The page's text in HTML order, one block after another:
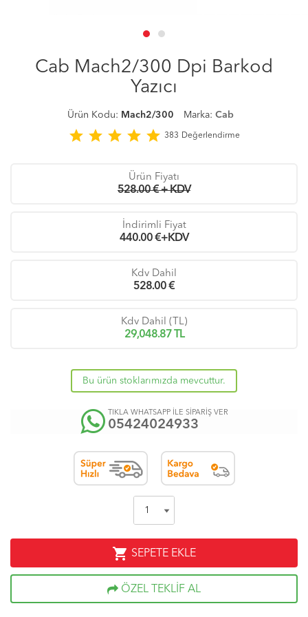
Cab Mach2/300 Dpi Barkod
Yazıcı
Ürün Kodu: Mach2/300 Marka: Cab
star star star star star 383 Değerlendirme
Ürün Fiyatı
528.00 € + KDV
İndirimli Fiyat
440.00€+KDV
Kdv Dahil
528.00€
Kdv Dahil (TL)
29,048.87TL
Bu ürün stoklarımızda mevcuttur.
TIKLA WHATSAPP İLE SİPARİŞ VER
05424024933
shopping_cart SEPETE EKLE
ÖZEL TEKLİF AL